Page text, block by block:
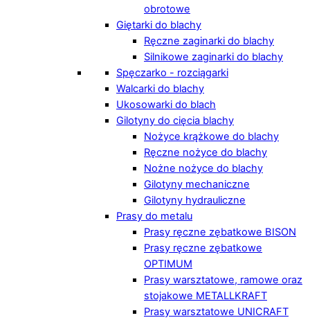
obrotowe
Giętarki do blachy
Ręczne zaginarki do blachy
Silnikowe zaginarki do blachy
Spęczarko - rozciągarki
Walcarki do blachy
Ukosowarki do blach
Gilotyny do cięcia blachy
Nożyce krążkowe do blachy
Ręczne nożyce do blachy
Nożne nożyce do blachy
Gilotyny mechaniczne
Gilotyny hydrauliczne
Prasy do metalu
Prasy ręczne zębatkowe BISON
Prasy ręczne zębatkowe
OPTIMUM
Prasy warsztatowe, ramowe oraz
stojakowe METALLKRAFT
Prasy warsztatowe UNICRAFT